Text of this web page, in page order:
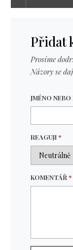
Přidat
Prosíme
Názory se
JMÉNO
REAGUJI*
KOMENTÁŘ*